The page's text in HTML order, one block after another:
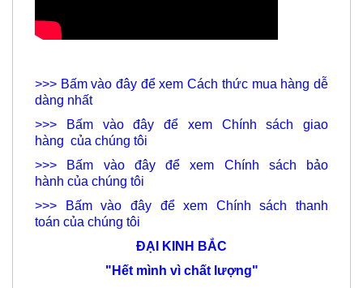
dàng nhất
>>> Bấm vào đây để xem
hàng của chúng tôi
>>> Bấm vào đây để xem Chính sách bảo
hành của chúng tôi
>>> Bấm vào đây để xem Chính sách thanh
toán của chúng tôi
ĐẠI KINH BẮC
"Hết mình vì chất lượng"